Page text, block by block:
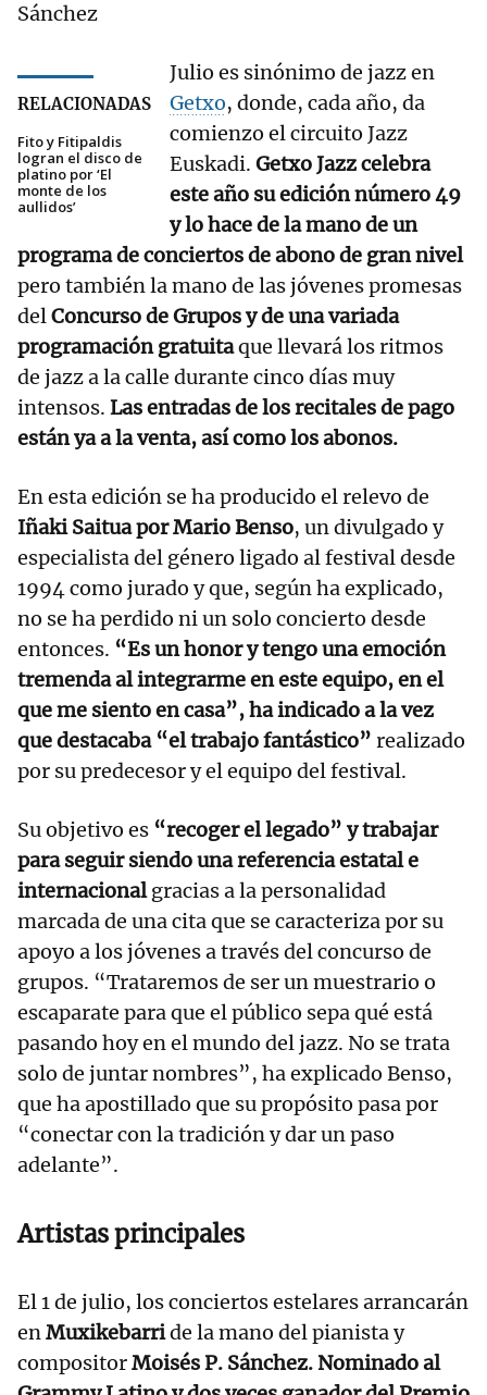
Sánchez
RELACIONADAS
Fito y Fitipaldis
logran el disco de
platino por ‘El
monte de los
aullidos’
Julio es sinónimo de jazz en
Getxo, donde, cada año, da
comienzo el circuito Jazz
Euskadi. Getxo Jazz celebra
este año su edición número 49
y lo hace de la mano de un
programa de conciertos de abono de gran nivel
pero también la mano de las jóvenes promesas
delConcurso de Grupos y de una variada
programación gratuitaque llevará los ritmos
de jazz a la calle durante cinco días muy
intensos. Las entradas de los recitales de pago
están ya a la venta, así como los abonos.
En esta edición se ha producido el relevo de
Iñaki Saitua por Mario Benso, un divulgado y
especialista del género ligado al festival desde
1994 como jurado y que, según ha explicado,
no se ha perdido ni un solo concierto desde
entonces. “Es un honor y tengo una emoción
tremenda al integrarme en este equipo, en el
que me siento en casa”, ha indicado a la vez
que destacaba “el trabajo fantástico” realizado
por su predecesor y el equipo del festival.
Su objetivo es “recoger el legado” y trabajar
para seguir siendo una referencia estatal e
internacionalgracias a la personalidad
marcada de una cita que se caracteriza por su
apoyo a los jóvenes a través del concurso de
grupos. “Trataremos de ser un muestrario o
escaparate para que el público sepa qué está
pasando hoy en el mundo del jazz. No se trata
solo de juntar nombres”, ha explicado Benso,
que ha apostillado que su propósito pasa por
“conectar con la tradición y dar un paso
adelante”.
Artistas principales
El 1 de julio, los conciertos estelares arrancarán
enMuxikebarride la mano del pianista y
compositorMoisés P. Sánchez. Nominado al